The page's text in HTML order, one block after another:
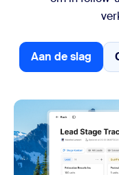
Aan de slag
Aan de